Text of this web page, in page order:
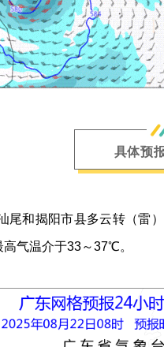
具体预
尾和揭阳市县多云转（雷
气温介于33～37℃。